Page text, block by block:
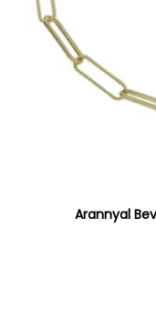
Arannyal